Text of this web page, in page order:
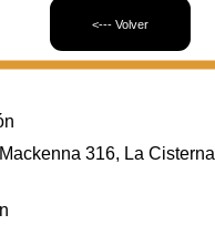
<--- Volver
316, La Cisterna